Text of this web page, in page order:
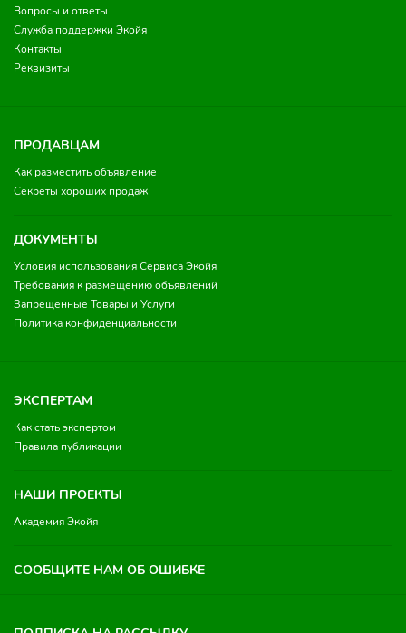
Вопросы и ответы
Служба поддержки Экойя
Контакты
Реквизиты
ПРОДАВЦАМ
Как разместить объявление
Секреты хороших продаж
ДОКУМЕНТЫ
Условия использования Сервиса Экойя
Требования к размещению объявлений
Запрещенные Товары и Услуги
Политика конфиденциальности
ЭКСПЕРТАМ
Как стать экспертом
Правила публикации
НАШИ ПРОЕКТЫ
Академия Экойя
СООБЩИТЕ НАМ ОБ ОШИБКЕ